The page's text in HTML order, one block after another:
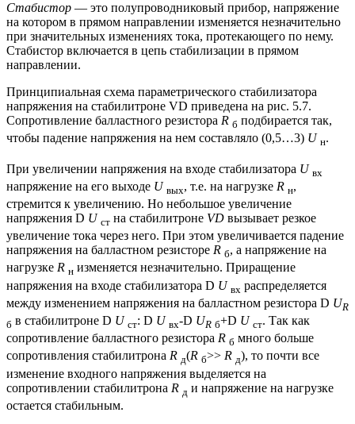
Стабистор — это полупроводниковый прибор, напряжение
на котором в прямом направлении изменяется незначительно
при значительных изменениях тока, протекающего по нему.
Стабистор включается в цепь стабилизации в прямом
направлении.
Принципиальная схема параметрического стабилизатора
напряжения на стабилитроне VD приведена на рис. 5.7.
Сопротивление балластного резистора R б подбирается так,
чтобы падение напряжения на нем составляло (0,5…3) U н.
При увеличении напряжения на входе стабилизатора U вх
напряжение на его выходе U вых, т.е. на нагрузке R н,
стремится к увеличению. Но небольшое увеличение
напряжения D U ст на стабилитроне VD вызывает резкое
увеличение тока через него. При этом увеличивается падение
напряжения на балластном резисторе R б, а напряжение на
нагрузке R н изменяется незначительно. Приращение
напряжения на входе стабилизатора D U вх распределяется
между изменением напряжения на балластном резистора D UR
б в стабилитроне D U ст: D U вх-D UR б+D U ст. Так как
сопротивление балластного резистора R б много больше
сопротивления стабилитрона R д(R б>> R д), то почти все
изменение входного напряжения выделяется на
сопротивлении стабилитрона R д и напряжение на нагрузке
остается стабильным.